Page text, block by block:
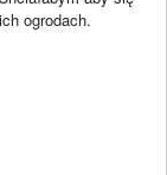
ogrodach.